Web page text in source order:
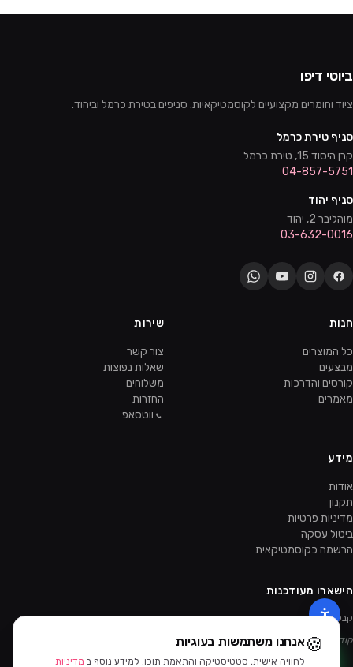
ביוטי דיפו
ציוד וחומרים מקצועיים לקוסמטיקאיות. סניפים בטירת כרמל וביהוד.
סניף טירת כרמל
קרן היסוד 15, טירת כרמל
04-857-5751
סניף יהוד
מוהליבר 2, יהוד
03-632-0016
חנות
כל המוצרים
מבצעים
קורסים והדרכות
מאמרים
שירות
צור קשר
שאלות נפוצות
משלוחים
החזרות
ווטסאפ
מידע
אודות
תקנון
מדיניות פרטיות
ביטול עסקה
הרשמה כקוסמטיקאית
הישארו מעודכנות
קבלו מבצעים ומוצרים חדשים קודם.
קוד ההטמעה של הניוזלטר יתווסף מהאדמין.
🍪אנחנו משתמשות בעוגיות
לחוויה אישית, סטטיסטיקה והתאמת תוכן. למידע נוסף ב מדיניות